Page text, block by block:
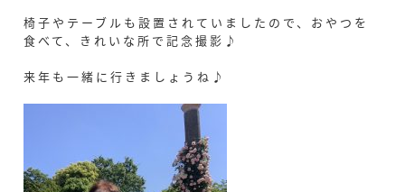
椅子やテーブルも設置されていましたので、おやつを
食べて、きれいな所で記念撮影♪
来年も一緒に行きましょうね♪